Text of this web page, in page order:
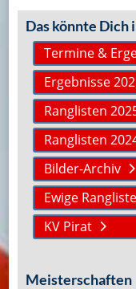
Das könnte Dich
Termine &
Ergebnisse
Ranglisten
Ranglisten
Bilder-Archiv
Ewige Rangliste
KV Pirat
Meisterschaften